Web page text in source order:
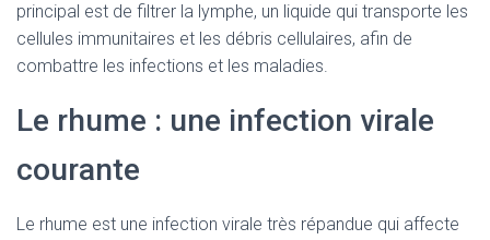
principal est de filtrer la lymphe, un liquide qui transporte les
cellules immunitaires et les débris cellulaires, afin de
combattre les infections et les maladies.
Le rhume : une infection virale
courante
Le rhume est une infection virale très répandue qui affecte